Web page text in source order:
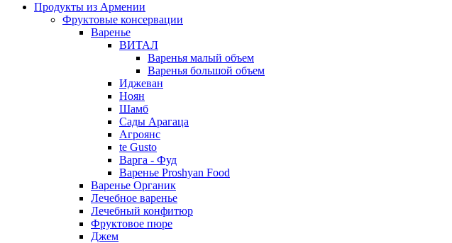
Продукты из Армении
Фруктовые консервации
Варенье
ВИТАЛ
Варенья малый объем
Варенья большой объем
Иджеван
Ноян
Шамб
Сады Арагаца
Агроянс
te Gusto
Варга - Фуд
Варенье Proshyan Food
Варенье Органик
Лечебное варенье
Лечебный конфитюр
Фруктовое пюре
Джем